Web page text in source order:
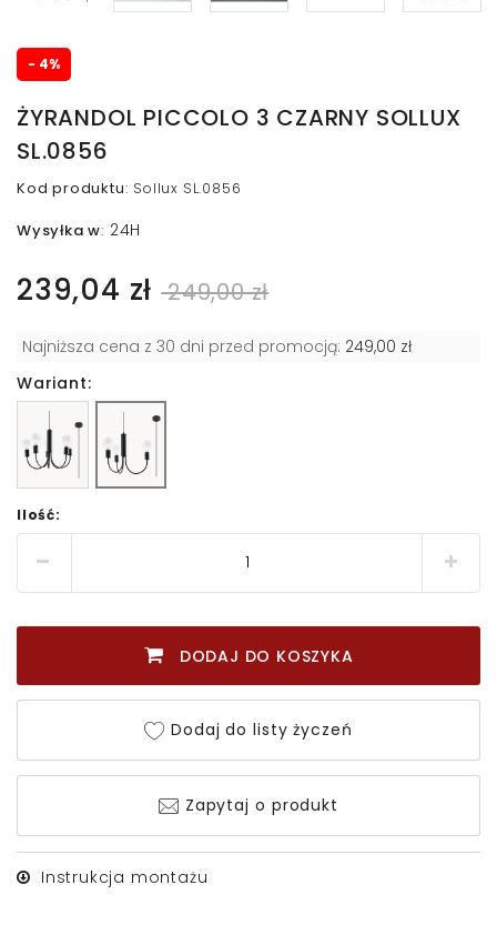
- 4%
ŻYRANDOL PICCOLO 3 CZARNY SOLLUX
SL.0856
Kod produktu: Sollux SL.0856
Wysyłka w: 24H
239,04 zł 249,00 zł
Najniższa cena z 30 dni przed promocją: 249,00 zł
Wariant:
Ilość:
DODAJ DO KOSZYKA
Dodaj do listy życzeń
Zapytaj o produkt
Instrukcja montażu